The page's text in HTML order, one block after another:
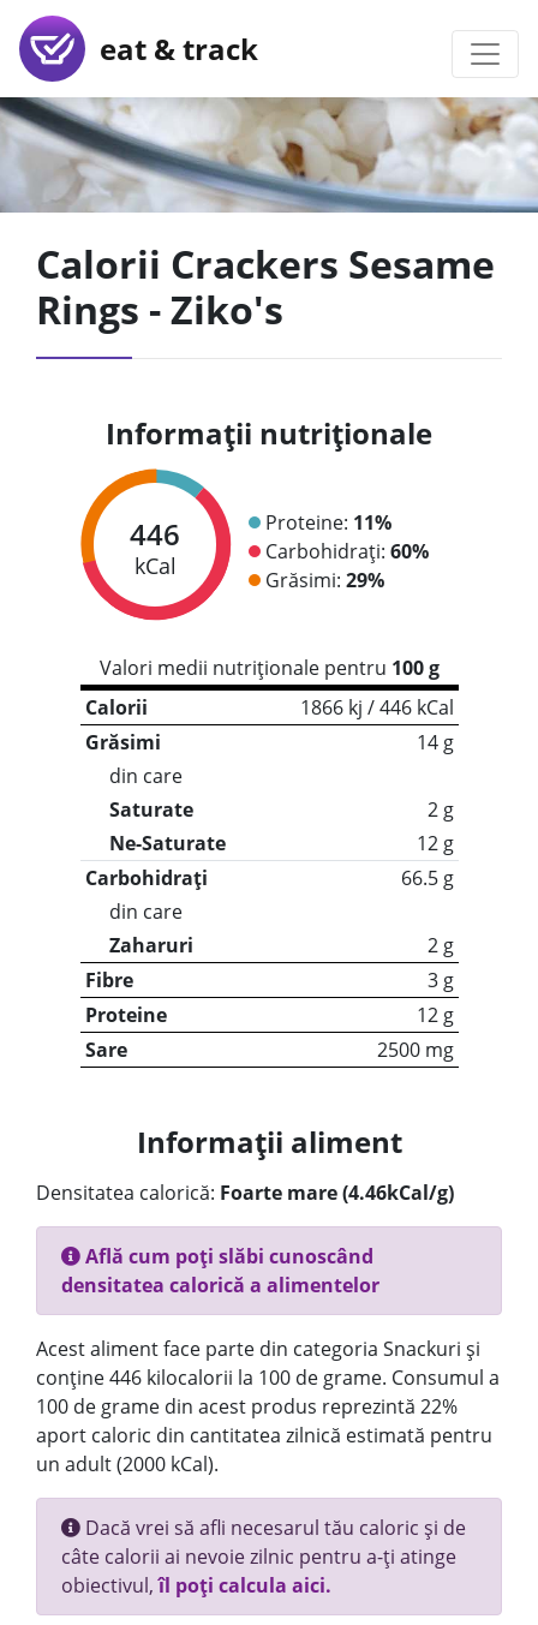
eat & track
Calorii Crackers Sesame
Rings - Ziko's
Informații nutriționale
446
kCal
Proteine: 11%
Carbohidrați: 60%
Grăsimi: 29%
Valori medii nutriționale pentru 100 g
Calorii
1866 kj / 446 kCal
Grăsimi
14 g
din care
Saturate
2 g
Ne-Saturate
12 g
Carbohidrați
66.5 g
din care
Zaharuri
2 g
Fibre
3 g
Proteine
12 g
Sare
2500 mg
Informații aliment
Densitatea calorică: Foarte mare (4.46kCal/g)
Află cum poți slăbi cunoscând
densitatea calorică a alimentelor
Acest aliment face parte din categoria Snackuri și
conține 446 kilocalorii la 100 de grame. Consumul a
100 de grame din acest produs reprezintă 22%
aport caloric din cantitatea zilnică estimată pentru
un adult (2000 kCal).
Dacă vrei să afli necesarul tău caloric și de
câte calorii ai nevoie zilnic pentru a-ți atinge
obiectivul,îl poți calcula aici.